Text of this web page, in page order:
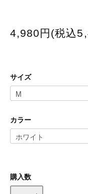
4,980円(税込
サイズ
カラー
購入数